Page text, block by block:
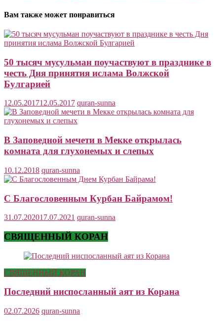
Вам также может понравиться
50 тысяч мусульман поучаствуют в празднике в
честь Дня принятия ислама Волжской
Булгарией
12.05.201712.05.2017 quran-sunna
В Заповедной мечети в Мекке открылась
комната для глухонемых и слепых
10.12.2018 quran-sunna
С Благословенным Курбан Байрамом!
31.07.202017.07.2021 quran-sunna
СВЯЩЕННЫЙ КОРАН
СВЯЩЕННЫЙ КОРАН
Последний ниспосланный аят из Корана
02.07.2026 quran-sunna